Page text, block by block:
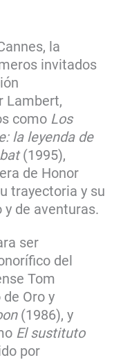
la
invitados
Lambert,
como Los
la leyenda de
(1995),
de Honor
trayectoria y su
de aventuras.
ser
del
Tom
Oro y
(1986), y
El sustituto
por